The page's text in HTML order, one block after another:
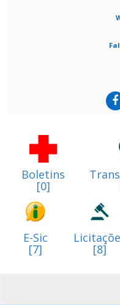
Boletins
[0]
E-Sic
[7] [8]